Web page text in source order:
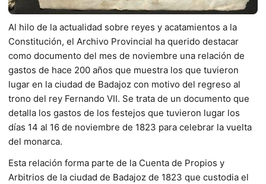
Al hilo de la actualidad sobre reyes y acatamientos a la
Constitución, el Archivo Provincial ha querido destacar
como documento del mes de noviembre una relación de
gastos de hace 200 años que muestra los que tuvieron
lugar en la ciudad de Badajoz con motivo del regreso al
trono del rey Fernando VII. Se trata de un documento que
detalla los gastos de los festejos que tuvieron lugar los
días 14 al 16 de noviembre de 1823 para celebrar la vuelta
del monarca.
Esta relación forma parte de la Cuenta de Propios y
Arbitrios de la ciudad de Badajoz de 1823 que custodia el